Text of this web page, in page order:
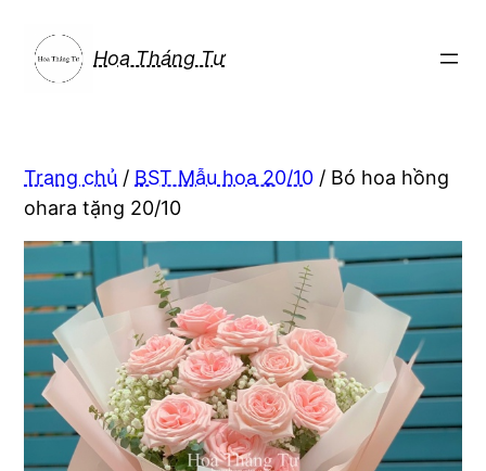
phần
Hoa Tháng Tư
Trang chủ / BST Mẫu hoa 20/10 / Bó hoa hồng
ohara tặng 20/10